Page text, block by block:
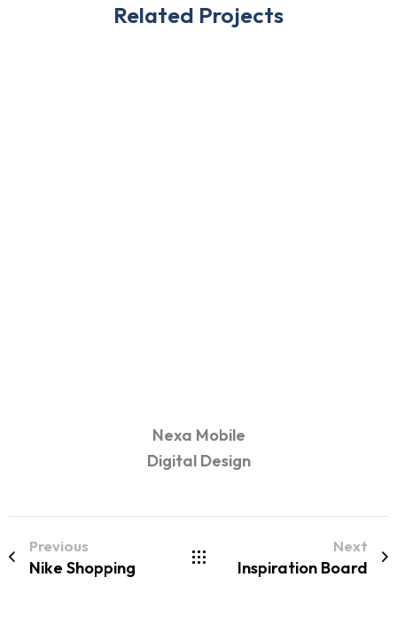
Related Projects
Nexa Mobile
Digital Design
Previous
Nike Shopping
Next
Inspiration Board